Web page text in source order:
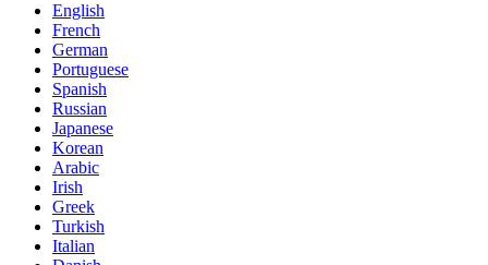
English
French
German
Portuguese
Spanish
Russian
Japanese
Korean
Arabic
Irish
Greek
Turkish
Italian